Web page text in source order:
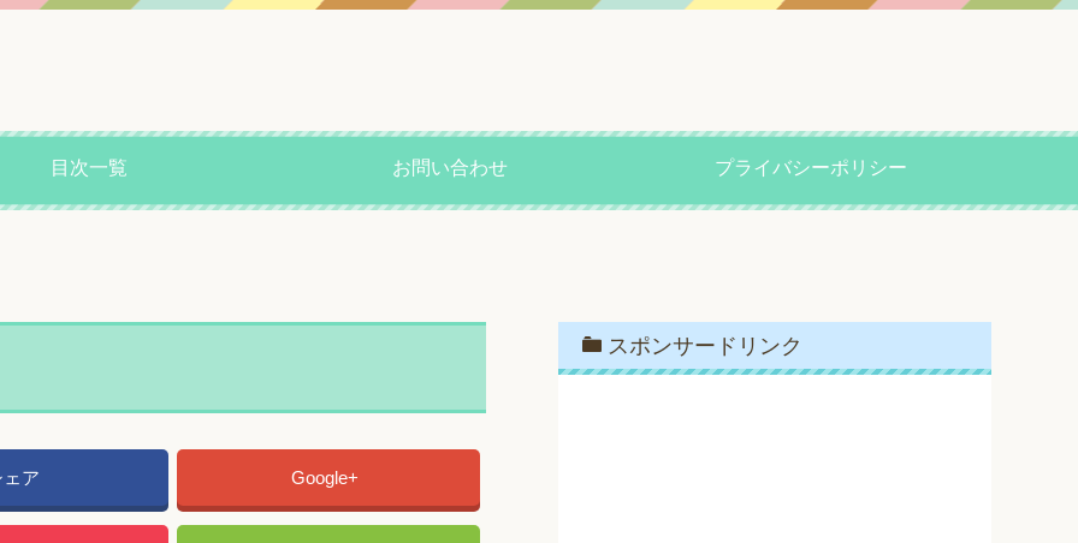
目次一覧 お問い合わせ プライバシーポリシー
ア Google+
スポンサードリンク